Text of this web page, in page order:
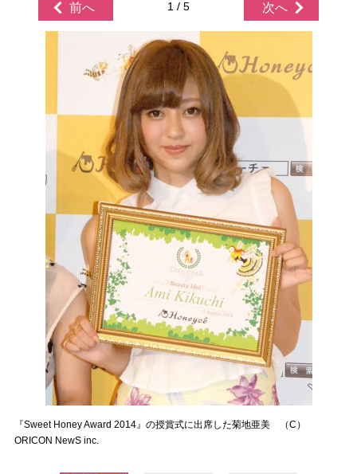
前へ 1 / 5 次へ
『Sweet Honey Award 2014』の授賞式に出席した菊地亜美 （C）
ORICON NewS inc.